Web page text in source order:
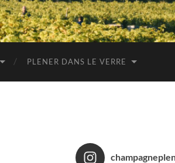
PLENER DANS LE VERRE